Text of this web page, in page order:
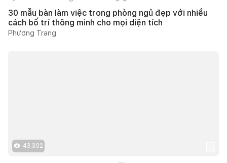
30 mẫu bàn làm việc trong phòng ngủ đẹp với nhiều
cách bố trí thông minh cho mọi diện tích
Phương Trang
43.302